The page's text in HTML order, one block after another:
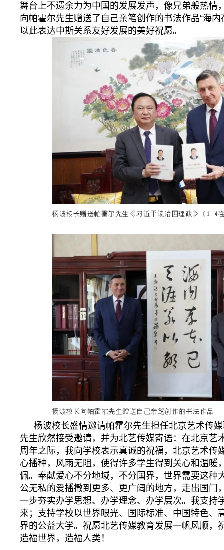
舞台上不遗余力为中国的发展发声，像兄弟般热情
向帕霍尔先生赠送了自己亲笔创作的书法作品“海
以此表达中斯关系友好发展的美好祝愿。
杨波校长盛情邀请帕霍尔先生担任北京艺术传
先生欣然接受邀请，并为北艺传媒寄语：在北京艺
周年之际，我向学校表示真诚的祝福，北京艺术传
心播种，风雨无阻，使得许多学生得到关心和温暖
佩。奉献爱心不分地域，不分国界，世界需要这种
公无私的爱播撒到更多、更广阔的地方，走出国门
一步夯实办学思想、办学理念、办学层次。我支持
来；支持学校以世界眼光、国际标准、中国特色、
界的公益大学。祝愿北艺传媒教育发展一帆风顺，
造福世界，造福人类！